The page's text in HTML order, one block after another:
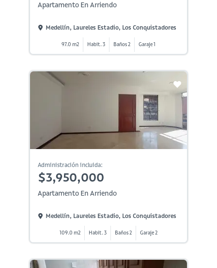
Apartamento En Arriendo
Medellín, Laureles Estadio, Los Conquistadores
97.0 m2 Habit. 3 Baños 2 Garaje 1
Administración incluida:
$3,950,000
Apartamento En Arriendo
Medellín, Laureles Estadio, Los Conquistadores
109.0 m2 Habit. 3 Baños 2 Garaje 2